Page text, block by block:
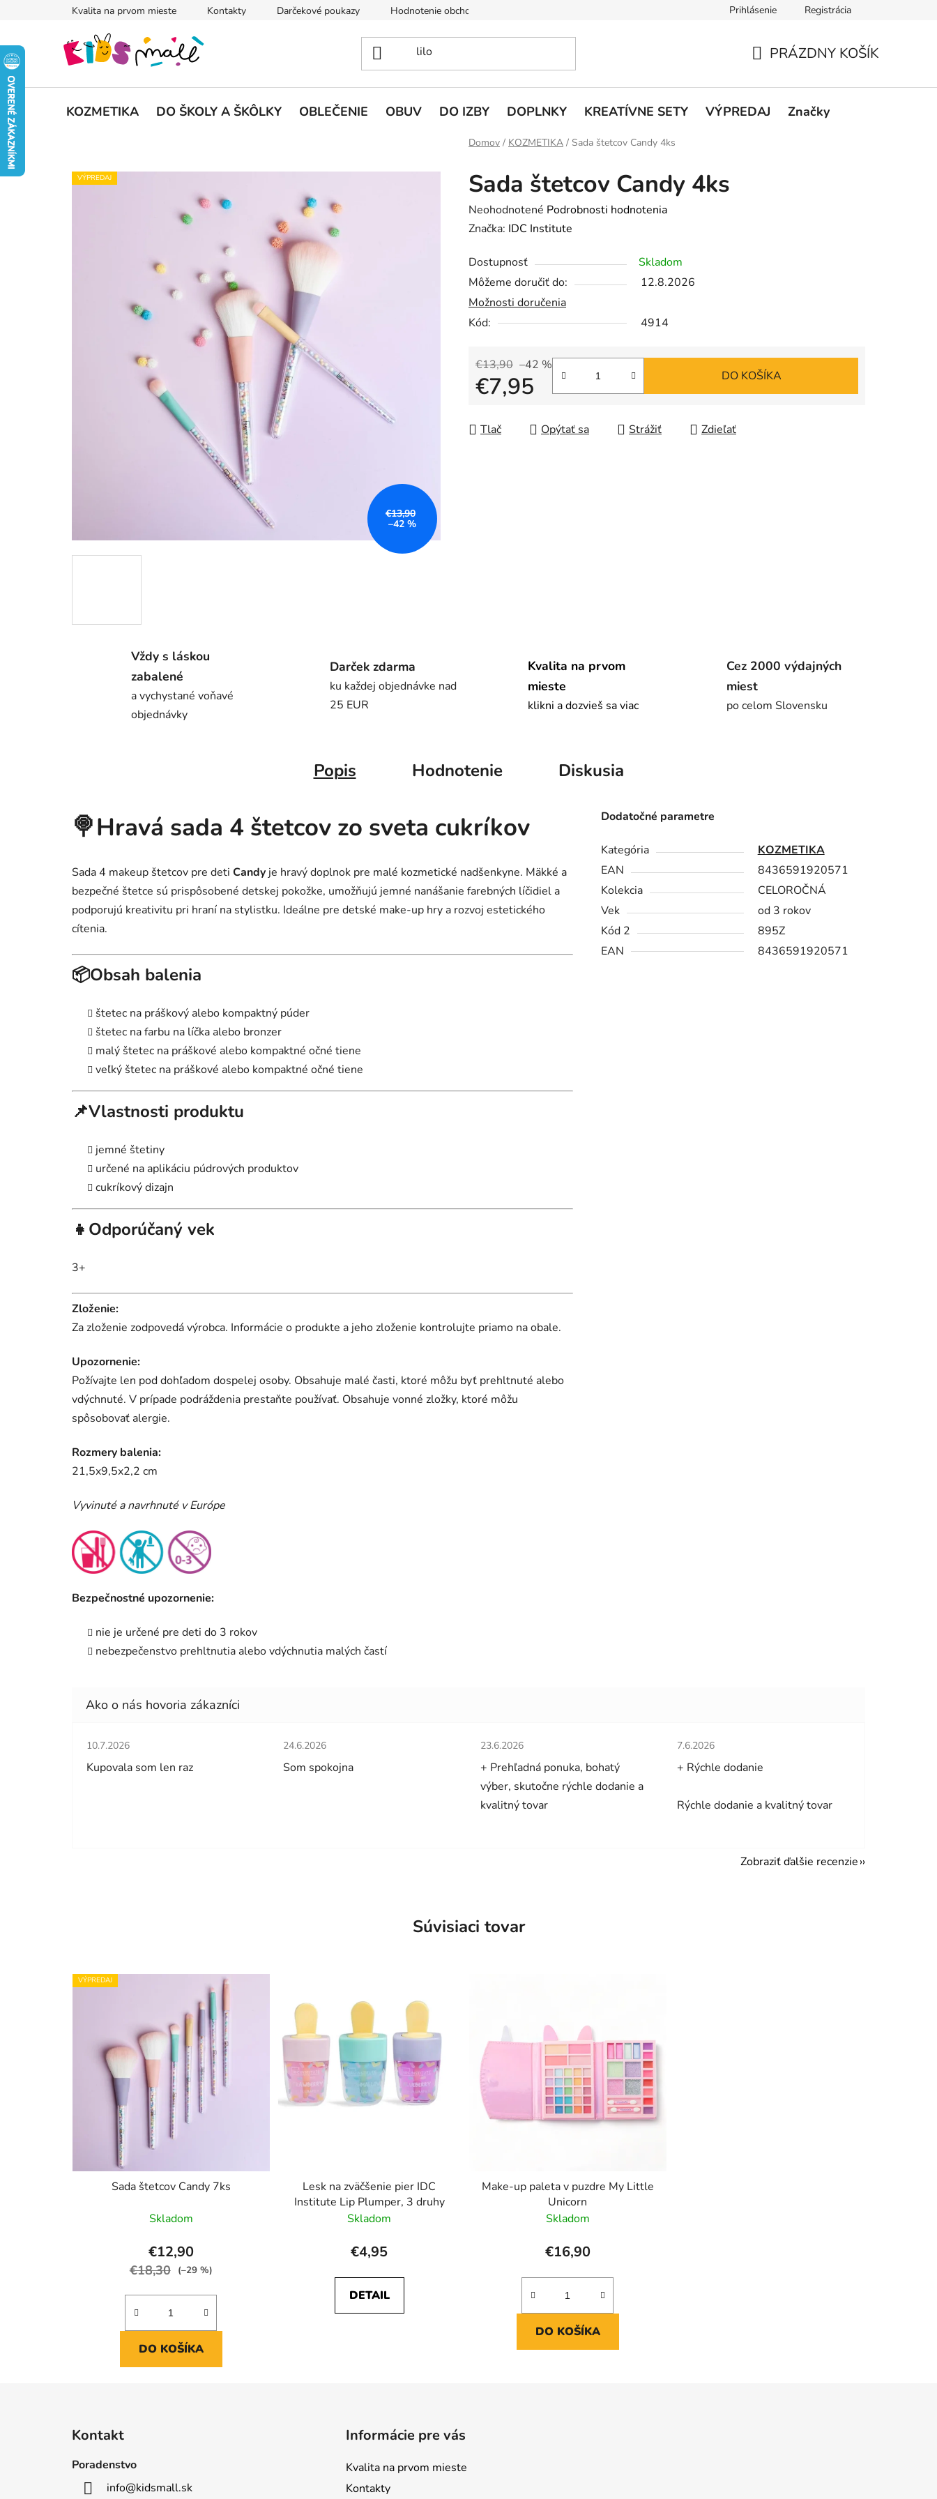
Kvalita na prvom mieste Kontakty Darčekové poukazy Hodnotenie obchodu Podmienky ochrany osobných údajov
Prihlásenie Registrácia
KOŠÍK
PRÁZDNY KOŠÍK
KOZMETIKA DO ŠKOLY A ŠKÔLKY OBLEČENIE OBUV DO IZBY DOPLNKY KREATÍVNE SETY VÝPREDAJ Značky
Domov / KOZMETIKA / Sada štetcov Candy 4ks
Sada štetcov Candy 4ks
Priemerné
hodnotenie
je
0,0
z
5
Neohodnotené Podrobnosti hodnotenia
Značka: IDC Institute
Dostupnosť
Skladom
Môžeme doručiť do:
12.8.2026
Možnosti doručenia
Kód:
4914
€13,90 –42 %
€7,95 DO KOŠÍKA
Tlač Opýtať sa Strážiť Zdieľať
VÝPREDAJ
€13,90
–42 %
Vždy s láskou
zabalené
a vychystané voňavé
objednávky
Darček zdarma
ku každej objednávke nad
25 EUR
Kvalita na prvom
mieste
klikni a dozvieš sa viac
Cez 2000 výdajných
miest
po celom Slovensku
Popis Hodnotenie Diskusia
🍭Hravá sada 4 štetcov zo sveta cukríkov
Sada 4 makeup štetcov pre deti Candy je hravý doplnok pre malé kozmetické nadšenkyne. Mäkké a
bezpečné štetce sú prispôsobené detskej pokožke, umožňujú jemné nanášanie farebných líčidiel a
podporujú kreativitu pri hraní na stylistku. Ideálne pre detské make-up hry a rozvoj estetického
cítenia.
📦Obsah balenia
štetec na práškový alebo kompaktný púder
štetec na farbu na líčka alebo bronzer
malý štetec na práškové alebo kompaktné očné tiene
veľký štetec na práškové alebo kompaktné očné tiene
📌Vlastnosti produktu
jemné štetiny
určené na aplikáciu púdrových produktov
cukríkový dizajn
👧Odporúčaný vek
3+
Zloženie:
Za zloženie zodpovedá výrobca. Informácie o produkte a jeho zloženie kontrolujte priamo na obale.
Upozornenie:
Požívajte len pod dohľadom dospelej osoby. Obsahuje malé časti, ktoré môžu byť prehltnuté alebo
vdýchnuté. V prípade podráždenia prestaňte používať. Obsahuje vonné zložky, ktoré môžu
spôsobovať alergie.
Rozmery balenia:
21,5x9,5x2,2 cm
Vyvinuté a navrhnuté v Európe
Bezpečnostné upozornenie:
nie je určené pre deti do 3 rokov
nebezpečenstvo prehltnutia alebo vdýchnutia malých častí
Dodatočné parametre
Kategória
KOZMETIKA
EAN
8436591920571
Kolekcia
CELOROČNÁ
Vek
od 3 rokov
Kód 2
895Z
EAN
8436591920571
Hodnotenie obchodu je 5 z 5 hviezdičiek.
10.7.2026
Kupovala som len raz
Hodnotenie obchodu je 5 z 5 hviezdičiek.
24.6.2026
Som spokojna
Hodnotenie obchodu je 5 z 5 hviezdičiek.
23.6.2026
+ Prehľadná ponuka, bohatý
výber, skutočne rýchle dodanie a
kvalitný tovar
Hodnotenie obchodu je 5 z 5 hviezdičiek.
7.6.2026
+ Rýchle dodanie
Rýchle dodanie a kvalitný tovar
Zobraziť ďalšie recenzie
Súvisiaci tovar
VÝPREDAJ
Sada štetcov Candy 7ks
Skladom
€12,90
€18,30 (–29 %)
DO KOŠÍKA
Lesk na zväčšenie pier IDC
Institute Lip Plumper, 3 druhy
Skladom
€4,95
DETAIL
Make-up paleta v puzdre My Little
Unicorn
Skladom
€16,90
DO KOŠÍKA
Kontakt
Poradenstvo
info@kidsmall.sk
Informácie pre vás
Kvalita na prvom mieste
Kontakty